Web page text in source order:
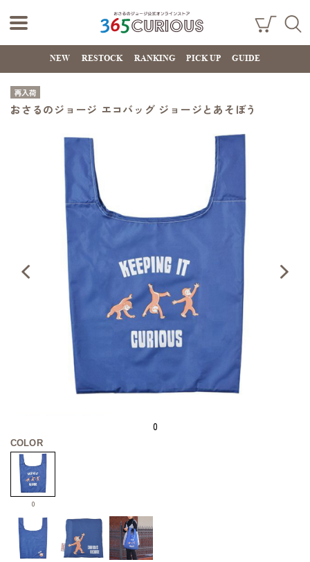
おさるのジョー
ジ公式オンライ
365CURIOUS
ング
カー
NEW RESTOCK RANKING PICK UP GUIDE
再入荷
おさるのジョージ エコバッグ ジョージとあそぼう
0
COLOR
0